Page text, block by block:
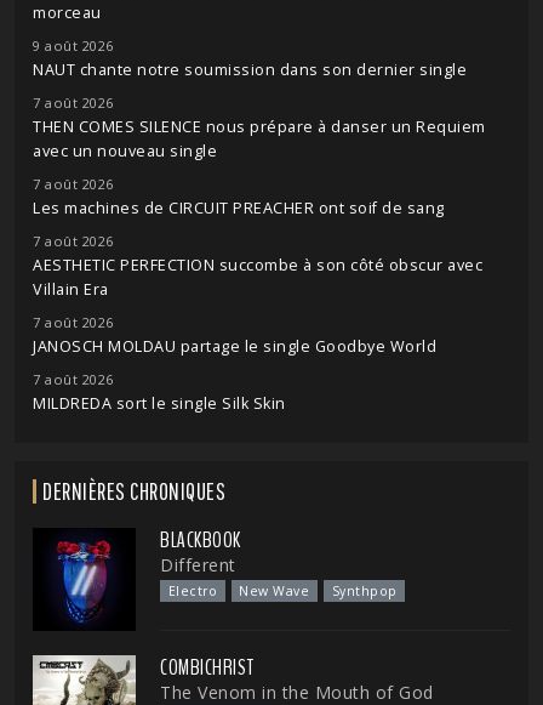
morceau
9 août 2026
NAUT chante notre soumission dans son dernier single
7 août 2026
THEN COMES SILENCE nous prépare à danser un Requiem
avec un nouveau single
7 août 2026
Les machines de CIRCUIT PREACHER ont soif de sang
7 août 2026
AESTHETIC PERFECTION succombe à son côté obscur avec
Villain Era
7 août 2026
JANOSCH MOLDAU partage le single Goodbye World
7 août 2026
MILDREDA sort le single Silk Skin
DERNIÈRES CHRONIQUES
BLACKBOOK
Different
Electro New Wave Synthpop
COMBICHRIST
The Venom in the Mouth of God